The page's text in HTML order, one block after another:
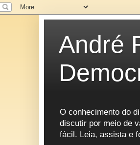
André
O conhecimento do
discutir por meio de
fácil. Leia, assista e